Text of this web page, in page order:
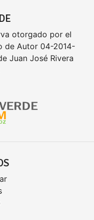
otorgado por el
de Autor 04-2014-
Juan José Rivera